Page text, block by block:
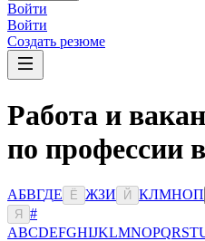
Войти
Войти
Создать резюме
Работа и
по профессии
АБВГДЕ Ё ЖЗИ Й КЛМНОП
Я
#
ABCDEFGHIJKLMNOPQRST